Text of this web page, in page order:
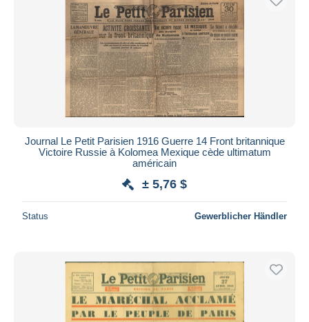
Journal Le Petit Parisien 1916 Guerre 14 Front britannique
Victoire Russie à Kolomea Mexique cède ultimatum
américain
± 5,76 $
Status Gewerblicher Händler